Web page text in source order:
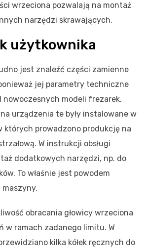
wrzeciona pozwalają na montaż
narzędzi skrawających.
użytkownika
jest znaleźć części zamienne
jej parametry techniczne
nowoczesnych modeli frezarek.
urządzenia te były instalowane w
których prowadzono produkcję na
W instrukcji obsługi
dodatkowych narzędzi, np. do
To właśnie jest powodem
obracania głowicy wrzeciona
w ramach zadanego limitu. W
kilka kółek ręcznych do